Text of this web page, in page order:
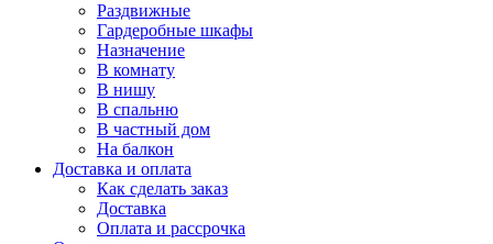
Раздвижные
Гардеробные шкафы
Назначение
В комнату
В нишу
В спальню
В частный дом
На балкон
Доставка и оплата
Как сделать заказ
Доставка
Оплата и рассрочка